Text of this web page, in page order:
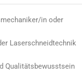
in oder
Laserschneidtechnik
Qualitätsbewusstsein